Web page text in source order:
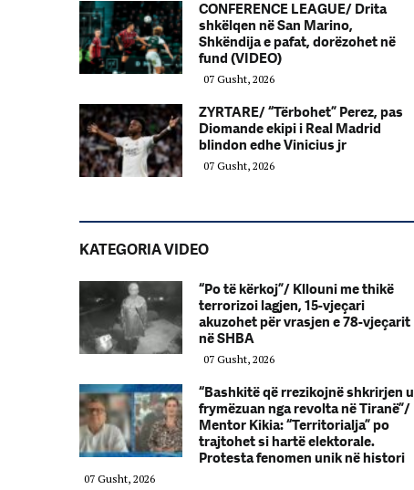
CONFERENCE LEAGUE/ Drita
shkëlqen në San Marino,
Shkëndija e pafat, dorëzohet në
fund (VIDEO)
07 Gusht, 2026
ZYRTARE/ “Tërbohet” Perez, pas
Diomande ekipi i Real Madrid
blindon edhe Vinicius jr
07 Gusht, 2026
KATEGORIA VIDEO
“Po të kërkoj”/ Kllouni me thikë
terrorizoi lagjen, 15-vjeçari
akuzohet për vrasjen e 78-vjeçarit
në SHBA
07 Gusht, 2026
“Bashkitë që rrezikojnë shkrirjen u
frymëzuan nga revolta në Tiranë”/
Mentor Kikia: “Territorialja” po
trajtohet si hartë elektorale.
Protesta fenomen unik në histori
07 Gusht, 2026